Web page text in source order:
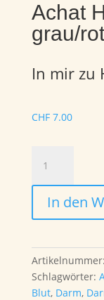
Achat
grau/
In mir zu
CHF7.00
grau/rotbraun
MengeIn den
Artikelnummer:
Schlagwörter:
Blut, Darm,